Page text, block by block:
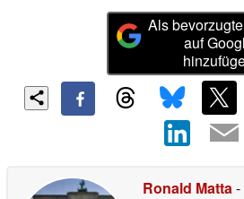
Als
auf
Ronald Matta